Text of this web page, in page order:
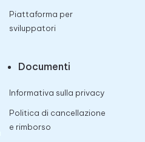
Piattaforma per
sviluppatori
Documenti
Informativa sulla privacy
Politica di cancellazione
e rimborso